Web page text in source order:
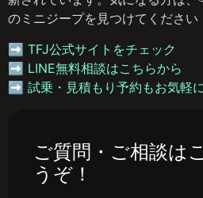
のミニジープを見つけてください
➡ TFJ公式サイトをチェック
➡ LINE無料相談はこちらから
➡ 試乗・見積もり予約もお気軽
ご質問・ご相談は
うぞ！